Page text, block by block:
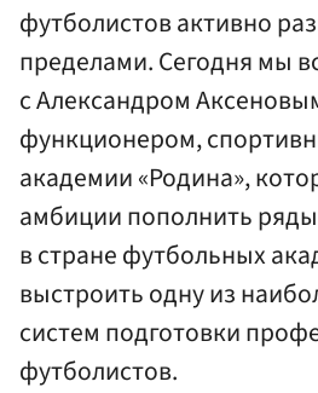
футболистов активно
пределами. Сегодня мы
с Александром
функционером,
академии «Родина»,
амбиции пополнить
в стране футбольных
выстроить одну из
систем подготовки
футболистов.